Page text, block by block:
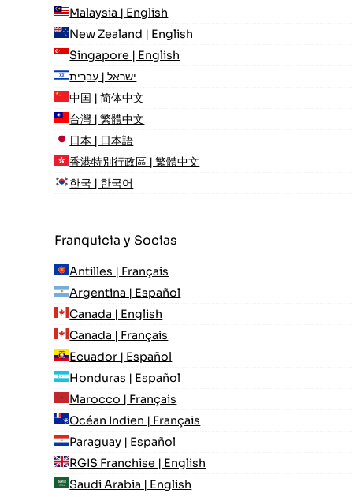
Malaysia | English
New Zealand | English
Singapore | English
ישראל | עִברִית
中国 | 简体中文
台灣 | 繁體中文
日本 | 日本語
香港特別行政區 | 繁體中文
한국 | 한국어
Franquicia y Socias
Antilles | Français
Argentina | Español
Canada | English
Canada | Français
Ecuador | Español
Honduras | Español
Marocco | Français
Océan Indien | Français
Paraguay | Español
RGIS Franchise | English
Saudi Arabia | English